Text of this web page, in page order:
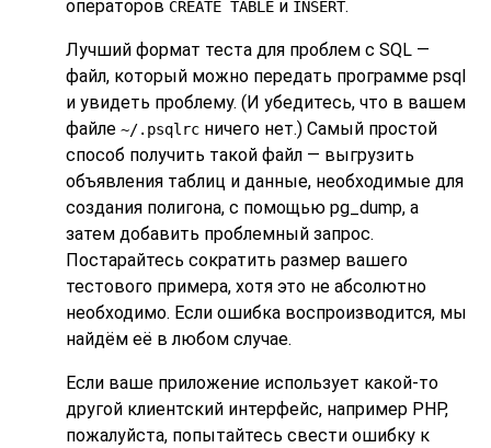
операторов CREATE TABLE и INSERT.
Лучший формат теста для проблем с SQL —
файл, который можно передать программе psql
и увидеть проблему. (И убедитесь, что в вашем
файле ~/.psqlrc ничего нет.) Самый простой
способ получить такой файл — выгрузить
объявления таблиц и данные, необходимые для
создания полигона, с помощью pg_dump, а
затем добавить проблемный запрос.
Постарайтесь сократить размер вашего
тестового примера, хотя это не абсолютно
необходимо. Если ошибка воспроизводится, мы
найдём её в любом случае.
Если ваше приложение использует какой-то
другой клиентский интерфейс, например PHP,
пожалуйста, попытайтесь свести ошибку к